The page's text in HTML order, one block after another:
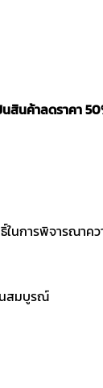
สินค้าลดราคา
การพิจารณาคว
สมบูรณ์